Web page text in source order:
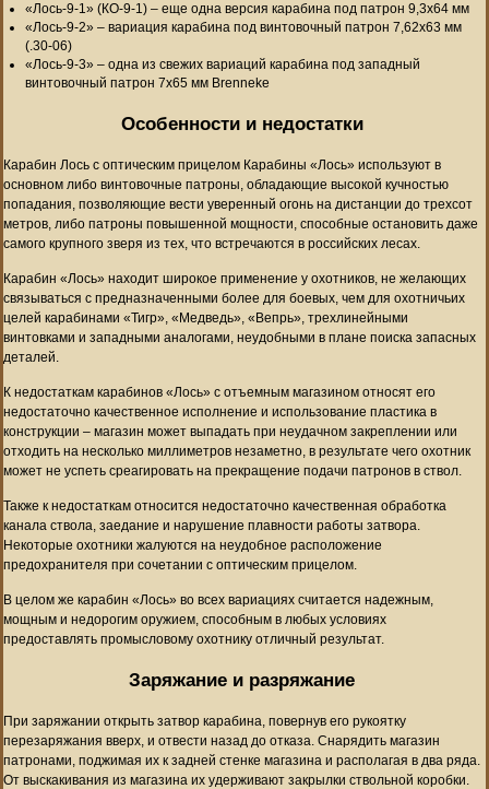
«Лось-9-1» (КО-9-1) – еще одна версия карабина под патрон 9,3х64 мм
«Лось-9-2» – вариация карабина под винтовочный патрон 7,62х63 мм
(.30-06)
«Лось-9-3» – одна из свежих вариаций карабина под западный
винтовочный патрон 7х65 мм Brenneke
Особенности и недостатки
Карабин Лось с оптическим прицелом Карабины «Лось» используют в
основном либо винтовочные патроны, обладающие высокой кучностью
попадания, позволяющие вести уверенный огонь на дистанции до трехсот
метров, либо патроны повышенной мощности, способные остановить даже
самого крупного зверя из тех, что встречаются в российских лесах.
Карабин «Лось» находит широкое применение у охотников, не желающих
связываться с предназначенными более для боевых, чем для охотничьих
целей карабинами «Тигр», «Медведь», «Вепрь», трехлинейными
винтовками и западными аналогами, неудобными в плане поиска запасных
деталей.
К недостаткам карабинов «Лось» с отъемным магазином относят его
недостаточно качественное исполнение и использование пластика в
конструкции – магазин может выпадать при неудачном закреплении или
отходить на несколько миллиметров незаметно, в результате чего охотник
может не успеть среагировать на прекращение подачи патронов в ствол.
Также к недостаткам относится недостаточно качественная обработка
канала ствола, заедание и нарушение плавности работы затвора.
Некоторые охотники жалуются на неудобное расположение
предохранителя при сочетании с оптическим прицелом.
В целом же карабин «Лось» во всех вариациях считается надежным,
мощным и недорогим оружием, способным в любых условиях
предоставлять промысловому охотнику отличный результат.
Заряжание и разряжание
При заряжании открыть затвор карабина, повернув его рукоятку
перезаряжания вверх, и отвести назад до отказа. Снарядить магазин
патронами, поджимая их к задней стенке магазина и располагая в два ряда.
От выскакивания из магазина их удерживают закрылки ствольной коробки.